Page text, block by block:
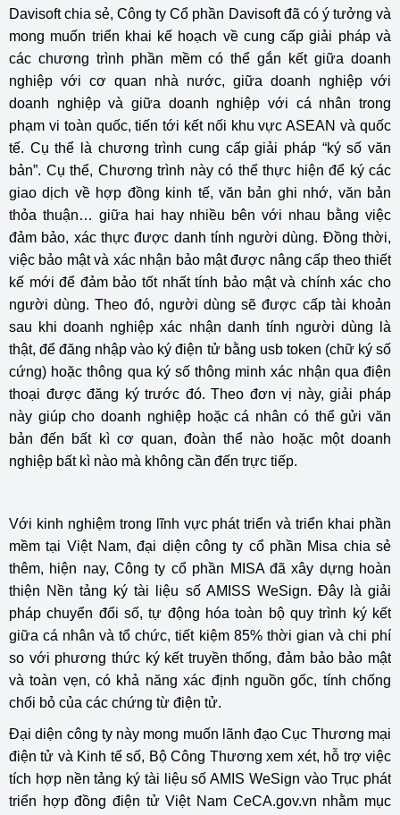
Davisoft chia sẻ, Công ty Cổ phần Davisoft đã có ý tưởng và
mong muốn triển khai kế hoạch về cung cấp giải pháp và
các chương trình phần mềm có thể gắn kết giữa doanh
nghiệp với cơ quan nhà nước, giữa doanh nghiệp với
doanh nghiệp và giữa doanh nghiệp với cá nhân trong
phạm vi toàn quốc, tiến tới kết nối khu vực ASEAN và quốc
tế. Cụ thể là chương trình cung cấp giải pháp “ký số văn
bản”. Cụ thể, Chương trình này có thể thực hiện để ký các
giao dịch về hợp đồng kinh tế, văn bản ghi nhớ, văn bản
thỏa thuận… giữa hai hay nhiều bên với nhau bằng việc
đảm bảo, xác thực được danh tính người dùng. Đồng thời,
việc bảo mật và xác nhận bảo mật được nâng cấp theo thiết
kế mới để đảm bảo tốt nhất tính bảo mật và chính xác cho
người dùng. Theo đó, người dùng sẽ được cấp tài khoản
sau khi doanh nghiệp xác nhận danh tính người dùng là
thật, để đăng nhập vào ký điện tử bằng usb token (chữ ký số
cứng) hoặc thông qua ký số thông minh xác nhận qua điện
thoại được đăng ký trước đó. Theo đơn vị này, giải pháp
này giúp cho doanh nghiệp hoặc cá nhân có thể gửi văn
bản đến bất kì cơ quan, đoàn thể nào hoặc một doanh
nghiệp bất kì nào mà không cần đến trực tiếp.
Với kinh nghiệm trong lĩnh vực phát triển và triển khai phần
mềm tại Việt Nam, đại diện công ty cổ phần Misa chia sẻ
thêm, hiện nay, Công ty cổ phần MISA đã xây dựng hoàn
thiện Nền tảng ký tài liệu số AMISS WeSign. Đây là giải
pháp chuyển đổi số, tự động hóa toàn bộ quy trình ký kết
giữa cá nhân và tổ chức, tiết kiệm 85% thời gian và chi phí
so với phương thức ký kết truyền thống, đảm bảo bảo mật
và toàn vẹn, có khả năng xác định nguồn gốc, tính chống
chối bỏ của các chứng từ điện tử.
Đại diện công ty này mong muốn lãnh đạo Cục Thương mại
điện tử và Kinh tế số, Bộ Công Thương xem xét, hỗ trợ việc
tích hợp nền tảng ký tài liệu số AMIS WeSign vào Trục phát
triển hợp đồng điện tử Việt Nam CeCA.gov.vn nhằm mục